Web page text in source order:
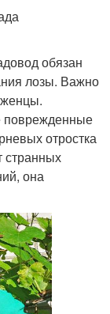
обязан
лозы. Важно
поврежденные
отростка
странных
она